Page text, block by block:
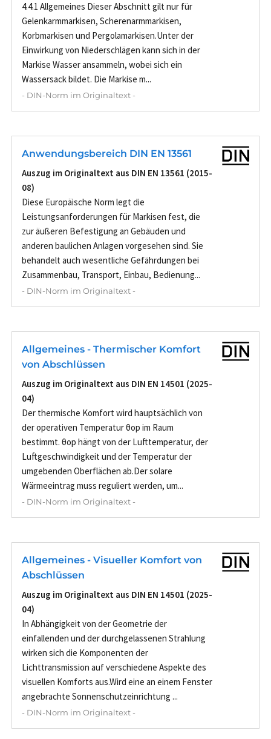
4.4.1 Allgemeines Dieser Abschnitt gilt nur für
Gelenkarmmarkisen, Scherenarmmarkisen,
Korbmarkisen und Pergolamarkisen.Unter der
Einwirkung von Niederschlägen kann sich in der
Markise Wasser ansammeln, wobei sich ein
Wassersack bildet. Die Markise m...
- DIN-Norm im Originaltext -
Anwendungsbereich DIN EN 13561
Auszug im Originaltext aus DIN EN 13561 (2015-
08)
Diese Europäische Norm legt die
Leistungsanforderungen für Markisen fest, die
zur äußeren Befestigung an Gebäuden und
anderen baulichen Anlagen vorgesehen sind. Sie
behandelt auch wesentliche Gefährdungen bei
Zusammenbau, Transport, Einbau, Bedienung...
- DIN-Norm im Originaltext -
Allgemeines - Thermischer Komfort
von Abschlüssen
Auszug im Originaltext aus DIN EN 14501 (2025-
04)
Der thermische Komfort wird hauptsächlich von
der operativen Temperatur θop im Raum
bestimmt. θop hängt von der Lufttemperatur, der
Luftgeschwindigkeit und der Temperatur der
umgebenden Oberflächen ab.Der solare
Wärmeeintrag muss reguliert werden, um...
- DIN-Norm im Originaltext -
Allgemeines - Visueller Komfort von
Abschlüssen
Auszug im Originaltext aus DIN EN 14501 (2025-
04)
In Abhängigkeit von der Geometrie der
einfallenden und der durchgelassenen Strahlung
wirken sich die Komponenten der
Lichttransmission auf verschiedene Aspekte des
visuellen Komforts aus.Wird eine an einem Fenster
angebrachte Sonnenschutzeinrichtung ...
- DIN-Norm im Originaltext -